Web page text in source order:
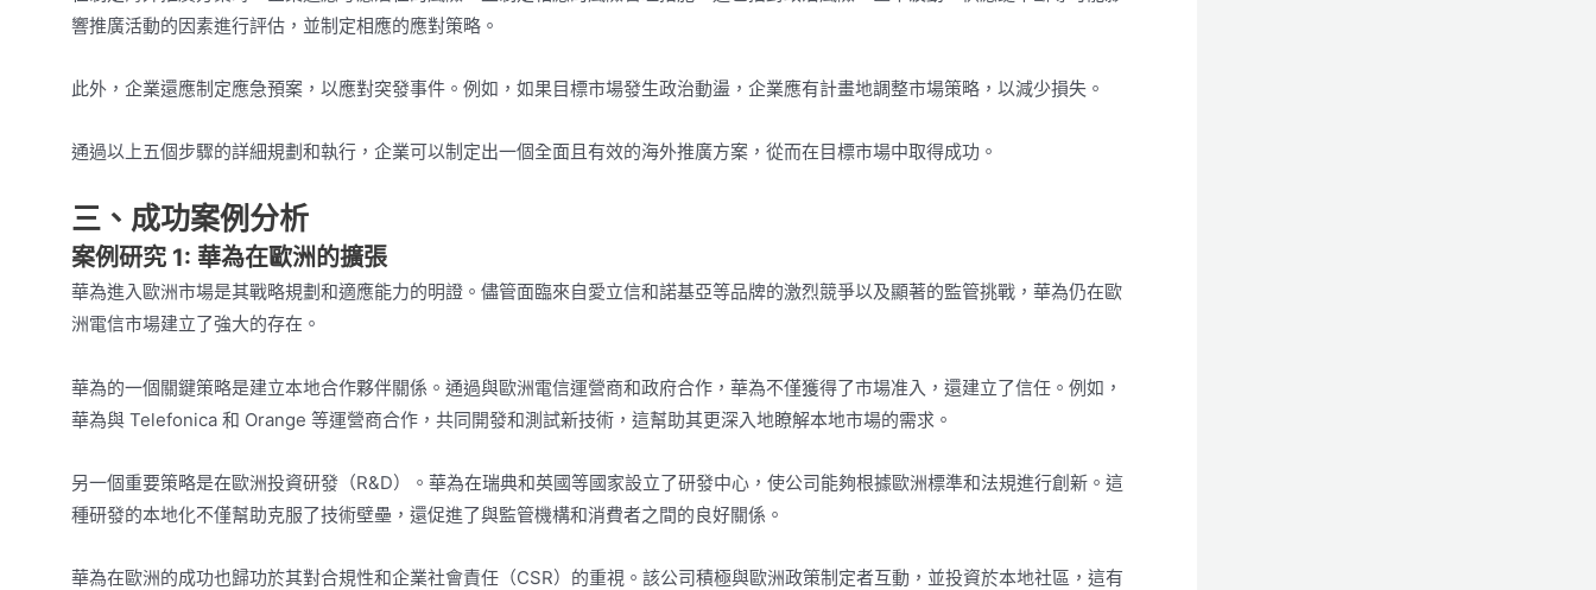
響推廣活動的因素進行評估，並制定相應的應對策略。
此外，企業還應制定應急預案，以應對突發事件。例如，如果目標市場發生政治動盪，企業應有計畫地調整市場策略，以減少損失。
通過以上五個步驟的詳細規劃和執行，企業可以制定出一個全面且有效的海外推廣方案，從而在目標市場中取得成功。
三、成功案例分析
案例研究 1: 華為在歐洲的擴張
華為進入歐洲市場是其戰略規劃和適應能力的明證。儘管面臨來自愛立信和諾基亞等品牌的激烈競爭以及顯著的監管挑戰，華為仍在歐
洲電信市場建立了強大的存在。
華為的一個關鍵策略是建立本地合作夥伴關係。通過與歐洲電信運營商和政府合作，華為不僅獲得了市場准入，還建立了信任。例如，
華為與 Telefonica 和 Orange 等運營商合作，共同開發和測試新技術，這幫助其更深入地瞭解本地市場的需求。
另一個重要策略是在歐洲投資研發（R&D）。華為在瑞典和英國等國家設立了研發中心，使公司能夠根據歐洲標準和法規進行創新。這
種研發的本地化不僅幫助克服了技術壁壘，還促進了與監管機構和消費者之間的良好關係。
華為在歐洲的成功也歸功於其對合規性和企業社會責任（CSR）的重視。該公司積極與歐洲政策制定者互動，並投資於本地社區，這有